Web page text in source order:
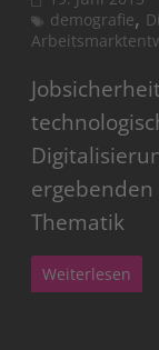
demografie,
ergebenden
Thematik
Weiterlesen